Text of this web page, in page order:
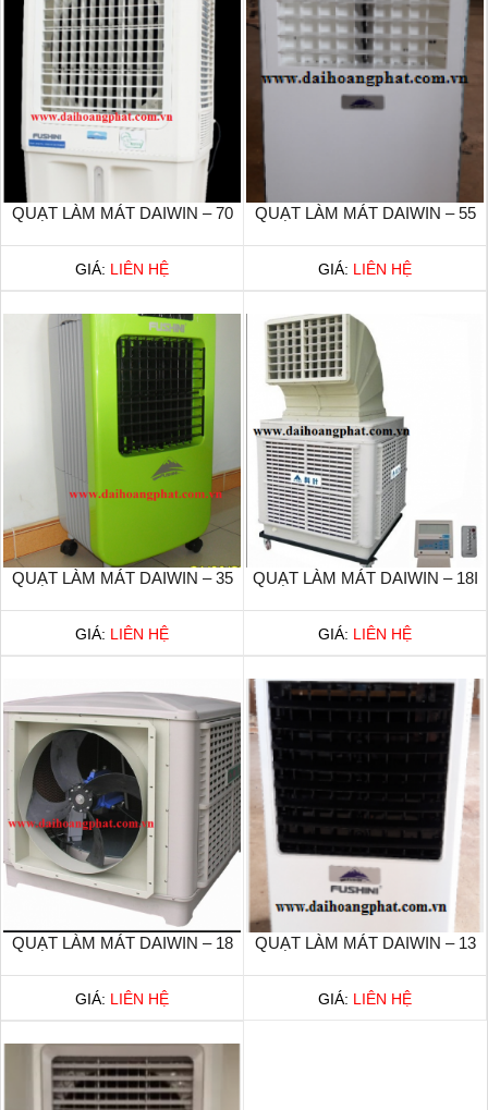
QUẠT LÀM MÁT DAIWIN – 70
GIÁ: LIÊN HỆ
QUẠT LÀM MÁT DAIWIN – 55
GIÁ: LIÊN HỆ
QUẠT LÀM MÁT DAIWIN – 35
GIÁ: LIÊN HỆ
QUẠT LÀM MÁT DAIWIN – 18I
GIÁ: LIÊN HỆ
QUẠT LÀM MÁT DAIWIN – 18
GIÁ: LIÊN HỆ
QUẠT LÀM MÁT DAIWIN – 13
GIÁ: LIÊN HỆ